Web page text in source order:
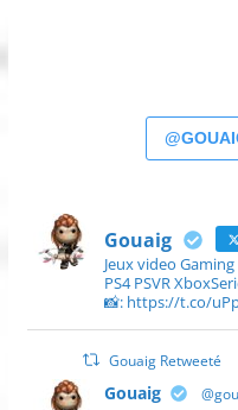
Gouaig
Jeux video
PS4 PSVR
📸: https://t.co/
Gouaig Retweeté
Gouaig